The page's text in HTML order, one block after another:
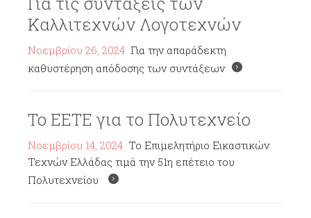
Καλλιτεχνών Λογοτεχνών
Νοεμβρίου 26, 2024 Για την απαράδεκτη
καθυστέρηση απόδοσης των συντάξεων
Το ΕΕΤΕ για το Πολυτεχνείο
Νοεμβρίου 14, 2024 Το Επιμελητήριο Εικαστικών
Τεχνών Ελλάδας τιμά την 51η επέτειο του
Πολυτεχνείου